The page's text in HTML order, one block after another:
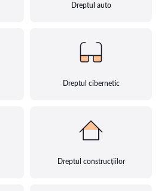
Dreptul auto
Dreptul cibernetic
Dreptul construcțiilor